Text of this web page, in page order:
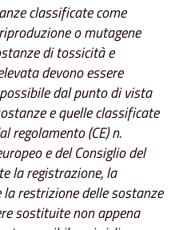
classificate come
o mutagene
di tossicità e
devono essere
dal punto di vista
e quelle classificate
regolamento (CE) n.
e del Consiglio del
la registrazione, la
restrizione delle sostanze
sostituite non appena